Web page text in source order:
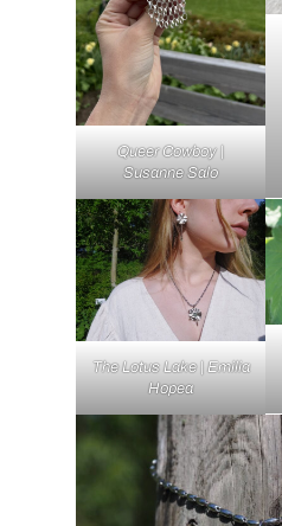
Queer Cowboy |
Susanne Salo
The Lotus Lake | Emilia
Hopea